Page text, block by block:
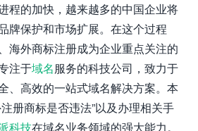
程的加快，越来越多的中国企业将
牌保护和市场扩展。在这个过程
海外商标注册成为企业重点关注的
注于域名服务的科技公司，致力于
、高效的一站式域名解决方案。本
册商标是否违法”以及办理相关手
科技在域名业务领域的强大能力。